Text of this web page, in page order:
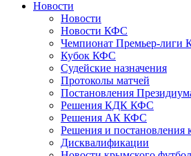
Новости
Новости
Новости КФС
Чемпионат Премьер-лиги
Кубок КФС
Судейские назначения
Протоколы матчей
Постановления
Решения КДК КФС
Решения АК КФС
Решения и постановления
Дисквалификации